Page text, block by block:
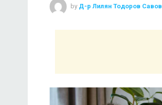
by Д-р Лилян Тодоров Савов